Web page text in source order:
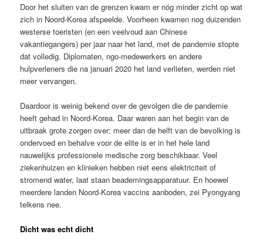
Door het sluiten van de grenzen kwam er nóg minder zicht op wat
zich in Noord-Korea afspeelde. Voorheen kwamen nog duizenden
westerse toeristen (en een veelvoud aan Chinese
vakantiegangers) per jaar naar het land, met de pandemie stopte
dat volledig. Diplomaten, ngo-medewerkers en andere
hulpverleners die na januari 2020 het land verlieten, werden niet
meer vervangen.
Daardoor is weinig bekend over de gevolgen die de pandemie
heeft gehad in Noord-Korea. Daar waren aan het begin van de
uitbraak grote zorgen over: meer dan de helft van de bevolking is
ondervoed en behalve voor de elite is er in het hele land
nauwelijks professionele medische zorg beschikbaar. Veel
ziekenhuizen en klinieken hebben niet eens elektriciteit of
stromend water, laat staan beademingsapparatuur. En hoewel
meerdere landen Noord-Korea vaccins aanboden, zei Pyongyang
telkens nee.
Dicht was echt dicht